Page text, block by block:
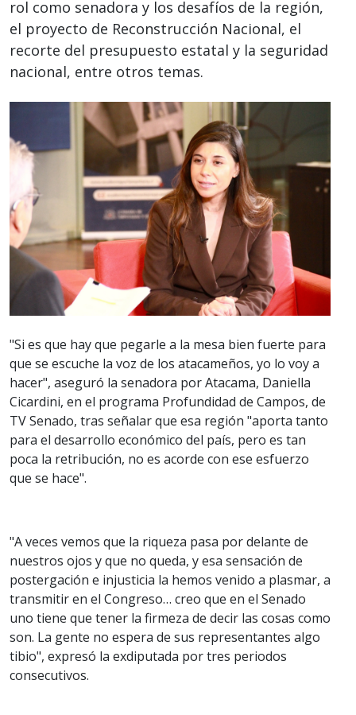
rol como senadora y los desafíos de la región,
el proyecto de Reconstrucción Nacional, el
recorte del presupuesto estatal y la seguridad
nacional, entre otros temas.
"Si es que hay que pegarle a la mesa bien fuerte para
que se escuche la voz de los atacameños, yo lo voy a
hacer", aseguró la senadora por Atacama, Daniella
Cicardini, en el programa Profundidad de Campos, de
TV Senado, tras señalar que esa región "aporta tanto
para el desarrollo económico del país, pero es tan
poca la retribución, no es acorde con ese esfuerzo
que se hace".
"A veces vemos que la riqueza pasa por delante de
nuestros ojos y que no queda, y esa sensación de
postergación e injusticia la hemos venido a plasmar, a
transmitir en el Congreso… creo que en el Senado
uno tiene que tener la firmeza de decir las cosas como
son. La gente no espera de sus representantes algo
tibio", expresó la exdiputada por tres periodos
consecutivos.